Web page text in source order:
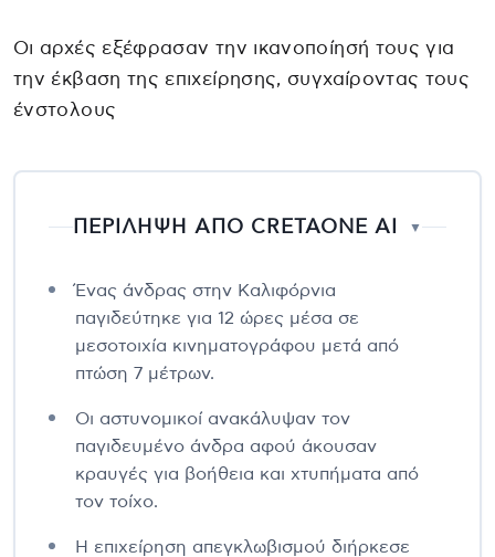
Οι αρχές εξέφρασαν την ικανοποίησή τους για
την έκβαση της επιχείρησης, συγχαίροντας τους
ένστολους
ΠΕΡΙΛΗΨΗ ΑΠΟ CRETAONE AI ▼
Ένας άνδρας στην Καλιφόρνια
παγιδεύτηκε για 12 ώρες μέσα σε
μεσοτοιχία κινηματογράφου μετά από
πτώση 7 μέτρων.
Οι αστυνομικοί ανακάλυψαν τον
παγιδευμένο άνδρα αφού άκουσαν
κραυγές για βοήθεια και χτυπήματα από
τον τοίχο.
Η επιχείρηση απεγκλωβισμού διήρκεσε